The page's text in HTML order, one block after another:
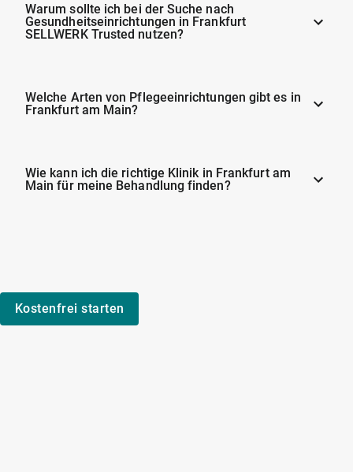
Warum sollte ich bei der Suche nach
Gesundheitseinrichtungen in Frankfurt
SELLWERK Trusted nutzen?
Welche Arten von Pflegeeinrichtungen gibt es in
Frankfurt am Main?
Wie kann ich die richtige Klinik in Frankfurt am
Main für meine Behandlung finden?
Kostenfrei starten